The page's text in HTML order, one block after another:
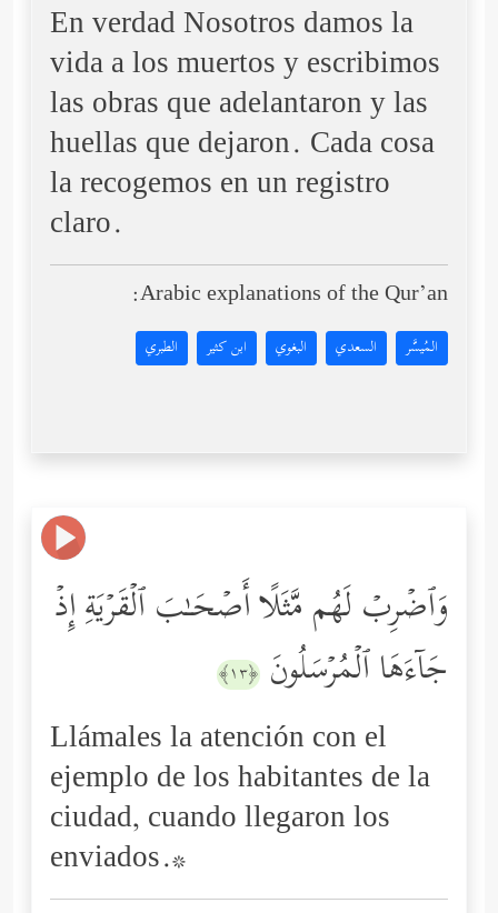
En verdad Nosotros damos la
vida a los muertos y escribimos
las obras que adelantaron y las
huellas que dejaron. Cada cosa
la recogemos en un registro
claro.
Arabic explanations of the Qur’an:
المُيسَّر السعدي البغوي ابن كثير الطبري
وَٱضۡرِبۡ لَهُم مَّثَلًا أَصۡحَـٰبَ ٱلۡقَرۡیَةِ إِذۡ
جَاۤءَهَا ٱلۡمُرۡسَلُونَ ﴿١٣﴾
Llámales la atención con el
ejemplo de los habitantes de la
ciudad, cuando llegaron los
enviados.*